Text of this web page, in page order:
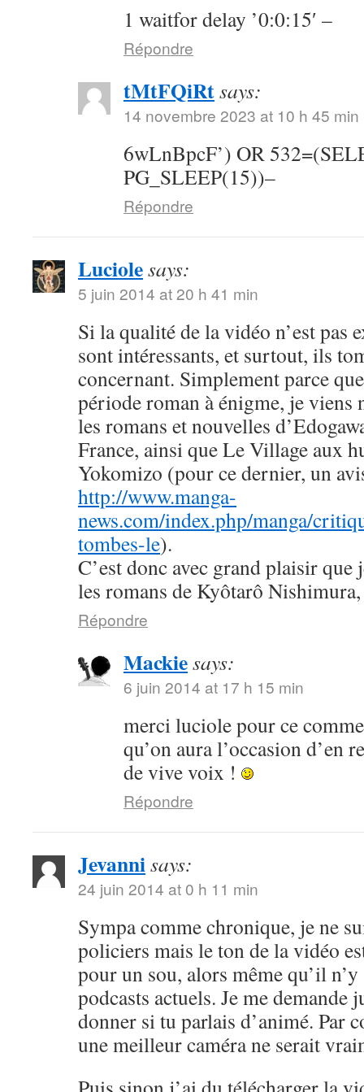
1 waitfor delay ’0:0:15′ –
Répondre
tMtFQiRtsays:
14 novembre 2023 at 10 h 45 min
6wLnBpcF’) OR
PG_SLEEP(15))–
Répondre
Luciolesays:
5 juin 2014 at 20 h 41 min
Si la qualité de la vidéo n’est pas
sont intéressants, et surtout, ils
concernant. Simplement parce
période roman à énigme, je viens
les romans et nouvelles
France, ainsi que Le Village aux
Yokomizo (pour ce dernier, un
http://www.manga-
news.com/index.php/manga/
tombes-le).
C’est donc avec grand plaisir que
les romans de Kyôtarô
Répondre
Mackiesays:
6 juin 2014 at 17 h 15 min
merci luciole pour ce
qu’on aura l’occasion d’en
de vive voix !
Répondre
Jevannisays:
24 juin 2014 at 0 h 11 min
Sympa comme chronique, je ne
policiers mais le ton de la vidéo
pour un sou, alors même qu’il
podcasts actuels. Je me demande
donner si tu parlais d’animé. Par
une meilleur caméra ne serait